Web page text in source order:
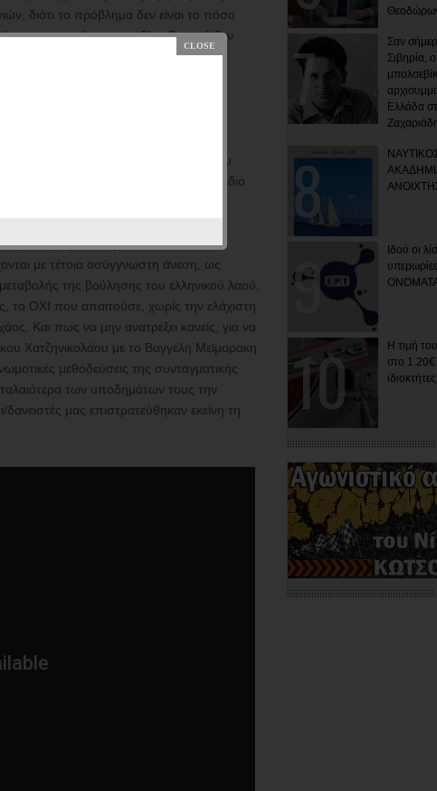
διότι το πρόβλημα δεν είναι το πόσο
τους επικριτές του σχεδίου Β, αυτό δεν
Ελλάδα στην καταστροφή.
και στη λιτότητα. Πως, λοιπόν,
να υλοποιηθεί η θέληση του 63% του
κατάσταση, που ήταν ακριβώς το σχέδιο
εκπόνησή του.
της ύπαρξης του σχεδίου Β, που
με τέτοια ασύγγνωστη άνεση, ως
της βούλησης του ελληνικού λαού,
το ΟΧΙ που απαιτούσε, χωρίς την ελάχιστη
Και πως να μην ανατρέξει κανείς, για να
Χατζηνικολάου με το Βαγγέλη Μεϊμαράκη
μεθοδεύσεις της συνταγματικής
των υποδημάτων τους την
μας επιστρατεύθηκαν εκείνη τη
Σαν
Σιβηρία,
Ελλάδα
Ιδού οι
Η τιμή
στο
ιδιοκτήτες